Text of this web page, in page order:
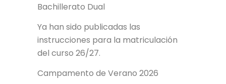
Bachillerato Dual
Ya han sido publicadas las
instrucciones para la matriculación
del curso 26/27.
Campamento de Verano 2026